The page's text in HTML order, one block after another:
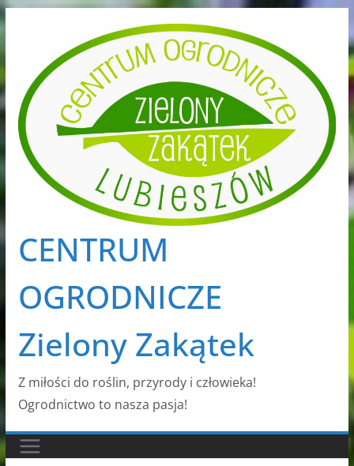
Przejdź
treści
CENTRUM
OGRODNICZE
Zielony Zakątek
Z miłości do roślin, przyrody i człowieka!
Ogrodnictwo to nasza pasja!